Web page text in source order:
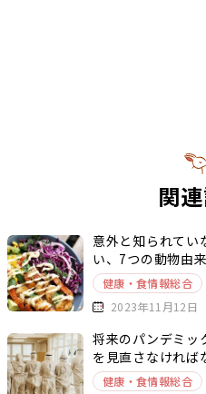
関
意外と知られてい
い、7つの動物由
健康・食情報総合
2023年11月12日
将来のパンデミッ
を見直さなければ
健康・食情報総合